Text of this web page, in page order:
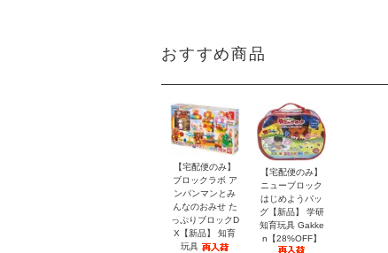
おすすめ商品
【宅配便のみ】
ブロックラボ ア
ンパンマンとみ
んなのおみせ た
っぷりブロックD
X【新品】 知育
玩具
【宅配便のみ】
ニューブロック
はじめようバッ
グ【新品】 学研
知育玩具 Gakke
n【28%OFF】